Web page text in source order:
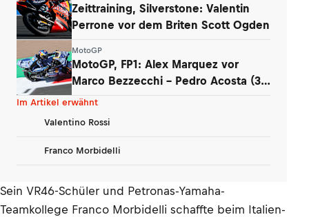
Zeittraining, Silverstone: Valentin
Perrone vor dem Briten Scott Ogden
MotoGP
MotoGP, FP1: Alex Marquez vor
Marco Bezzecchi – Pedro Acosta (3.)
stürzte
Im Artikel erwähnt
Valentino Rossi
Franco Morbidelli
Sein VR46-Schüler und Petronas-Yamaha-
Teamkollege Franco Morbidelli schaffte beim Italien-